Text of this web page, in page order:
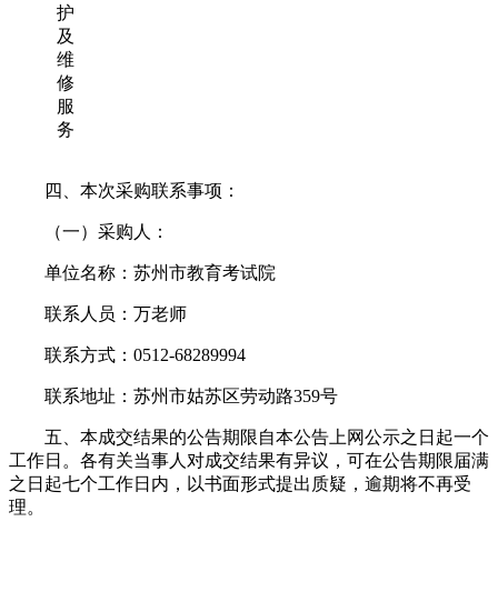
护
及
维
修
服
务
四、本次采购联系事项：
（一）采购人：
单位名称： 苏州市教育考试院
联系人员： 万老师
联系方式： 0512-68289994
联系地址： 苏州市姑苏区劳动路359号
五、本成交结果的公告期限自本公告上网公示之日起一个
工作日。各有关当事人对成交结果有异议，可在公告期限届满
之日起七个工作日内，以书面形式提出质疑，逾期将不再受
理。